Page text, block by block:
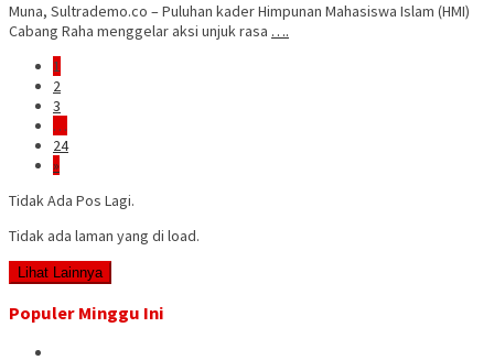
Muna, Sultrademo.co – Puluhan kader Himpunan Mahasiswa Islam (HMI)
Cabang Raha menggelar aksi unjuk rasa ….
1
2
3
…
24
»
Tidak Ada Pos Lagi.
Tidak ada laman yang di load.
Lihat Lainnya
Populer Minggu Ini